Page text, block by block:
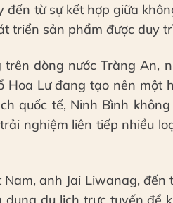
đến từ sự kết hợp giữa
triển sản phẩm được duy
trên dòng nước Tràng An,
Hoa Lư đang tạo nên một
quốc tế, Ninh Bình
nghiệm liên tiếp nhiều
anh Jai Liwanag,